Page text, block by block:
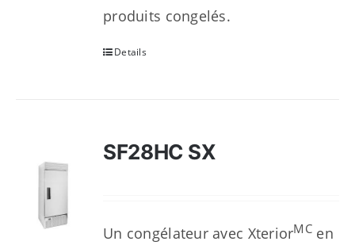
produits congelés.
Details
SF28HC SX
Un congélateur avec XteriorMCen